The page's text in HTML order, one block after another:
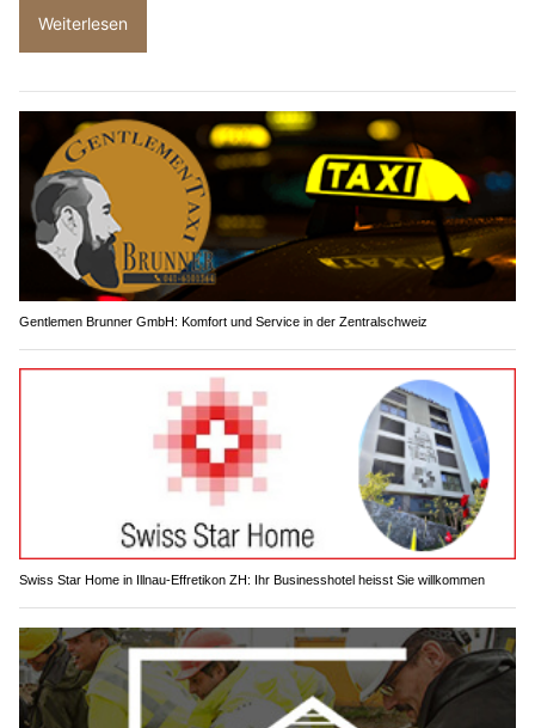
Weiterlesen
Gentlemen Brunner GmbH: Komfort und Service in der Zentralschweiz
Swiss Star Home in Illnau-Effretikon ZH: Ihr Businesshotel heisst Sie willkommen